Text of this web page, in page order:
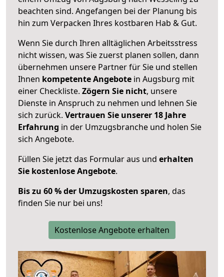
beachten sind. Angefangen bei der Planung bis
hin zum Verpacken Ihres kostbaren Hab & Gut.
Wenn Sie durch Ihren alltäglichen Arbeitsstress
nicht wissen, was Sie zuerst planen sollen, dann
übernehmen unsere Partner für Sie und stellen
Ihnen kompetente Angebote in Augsburg mit
einer Checkliste. Zögern Sie nicht, unsere
Dienste in Anspruch zu nehmen und lehnen Sie
sich zurück. Vertrauen Sie unserer 18 Jahre
Erfahrung in der Umzugsbranche und holen Sie
sich Angebote.
Füllen Sie jetzt das Formular aus und erhalten
Sie kostenlose Angebote.
Bis zu 60 % der Umzugskosten sparen, das
finden Sie nur bei uns!
Kostenlose Angebote erhalten